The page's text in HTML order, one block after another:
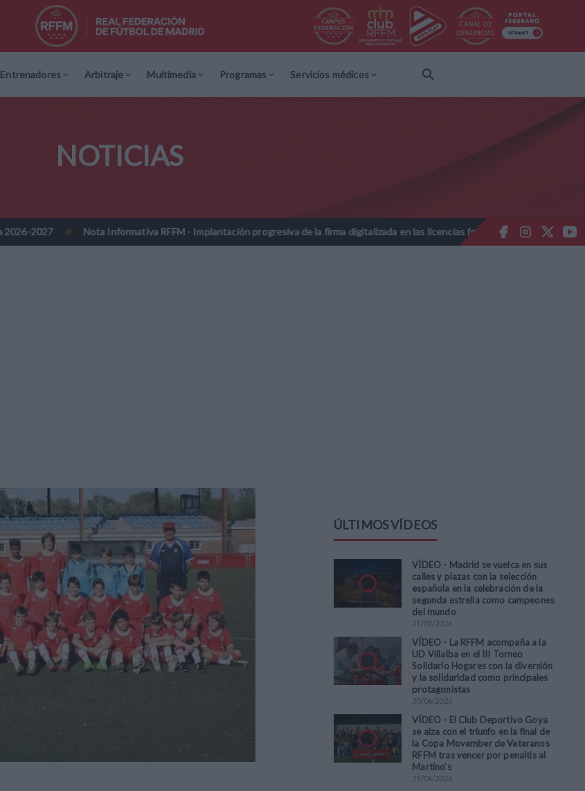
Entrenadores Arbitraje Multimedia Programas Servicios médicos
NOTICIAS
Nota Informativa RFFM - Implantación progresiva de la firma digitalizada en las licencias federativas - Temporada 2026-2027 //
ÚLTIMOS VÍDEOS
VÍDEO - Madrid se vuelca en sus
calles y plazas con la selección
española en la celebración de la
segunda estrella como campeones
del mundo
21 /07/2026
VÍDEO - La RFFM acompaña a la
UD Villalba en el III Torneo
Solidario Hogares con la diversión
y la solidaridad como principales
protagonistas
30/06/2026
VÍDEO - El Club Deportivo Goya
se alza con el triunfo en la final de
la Copa Movember de Veteranos
RFFM tras vencer por penaltis al
Martino's
25/06/2026